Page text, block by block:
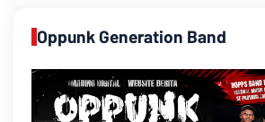
Oppunk Generation Band